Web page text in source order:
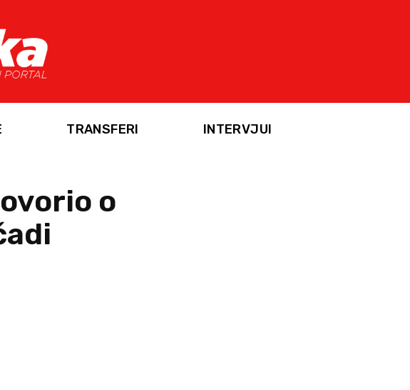
TRANSFERI INTERVJUI
o